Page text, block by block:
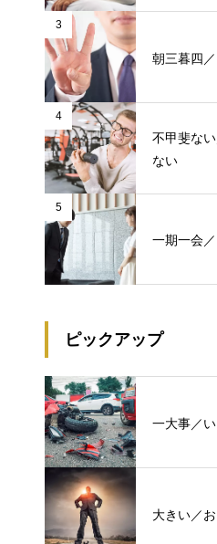
3
朝三暮四／
4
不甲斐な
ない
5
一期一会
ピックアップ
一大事／
大きい／